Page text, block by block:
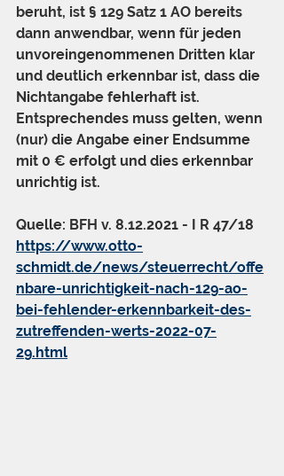
beruht, ist § 129 Satz 1 AO bereits
dann anwendbar, wenn für jeden
unvoreingenommenen Dritten klar
und deutlich erkennbar ist, dass die
Nichtangabe fehlerhaft ist.
Entsprechendes muss gelten, wenn
(nur) die Angabe einer Endsumme
mit 0 € erfolgt und dies erkennbar
unrichtig ist.
Quelle: BFH v. 8.12.2021 - I R 47/18
https://www.otto-
schmidt.de/news/steuerrecht/offe
nbare-unrichtigkeit-nach-129-ao-
bei-fehlender-erkennbarkeit-des-
zutreffenden-werts-2022-07-
29.html